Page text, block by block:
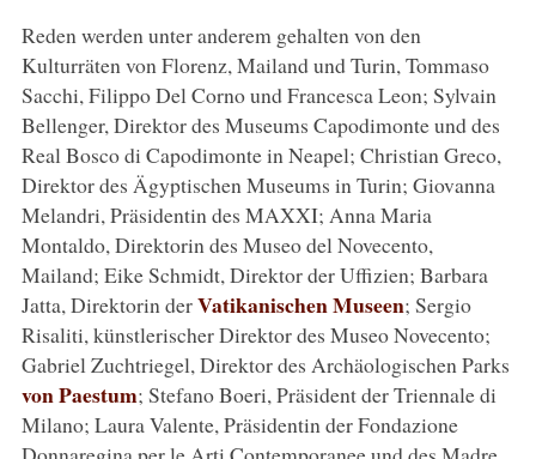
Reden werden unter anderem gehalten von den
Kulturräten von Florenz, Mailand und Turin, Tommaso
Sacchi, Filippo Del Corno und Francesca Leon; Sylvain
Bellenger, Direktor des Museums Capodimonte und des
Real Bosco di Capodimonte in Neapel; Christian Greco,
Direktor des Ägyptischen Museums in Turin; Giovanna
Melandri, Präsidentin des MAXXI; Anna Maria
Montaldo, Direktorin des Museo del Novecento,
Mailand; Eike Schmidt, Direktor der Uffizien; Barbara
Jatta, Direktorin derVatikanischen Museen; Sergio
Risaliti, künstlerischer Direktor des Museo Novecento;
Gabriel Zuchtriegel, Direktor des Archäologischen Parks
von Paestum; Stefano Boeri, Präsident der Triennale di
Milano; Laura Valente, Präsidentin der Fondazione